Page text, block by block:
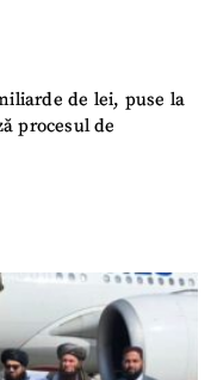
de lei, puse la
procesul de